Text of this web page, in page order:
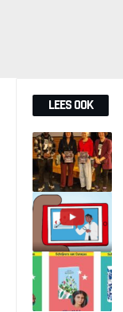
LEES OOK